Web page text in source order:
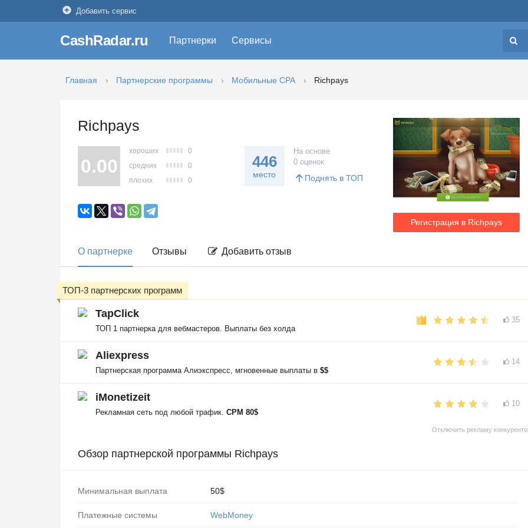
Добавить сервис
CashRadar.ru Партнерки Сервисы
Главная Партнерские программы Мобильные CPA Richpays
Richpays
Регистрация в Richpays
0.00
хороших
0
средних
0
плохих
0
446
место
На основе
0 оценок
Поднять в ТОП
О партнерке Отзывы Добавить отзыв
TapClick
ТОП 1 партнерка для вебмастеров. Выплаты без холда
35
ТОП-3 партнерских программ
Aliexpress
Партнерская программа Алиэкспресс, мгновенные выплаты в $$
14
iMonetizeit
Рекламная сеть под любой трафик. CPM 80$
10
Отключить рекламу
Обзор партнерской программы Richpays
Минимальная выплата 50$
Платежные системы WebMoney